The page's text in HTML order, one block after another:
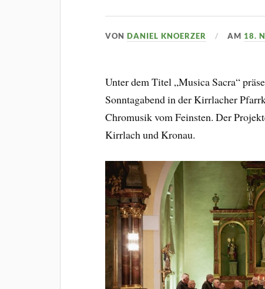
VONDANIEL KNOERZER AM 18.
Unter dem Titel „Musica Sacra“
Sonntagabend in der Kirrlacher
Chromusik vom Feinsten. Der
Kirrlach und Kronau.